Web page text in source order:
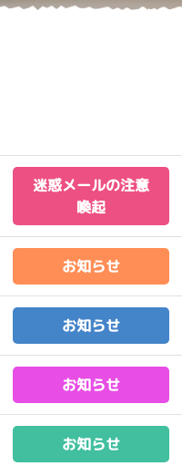
迷惑メールの注意
喚起
お知らせ
お知らせ
お知らせ
お知らせ